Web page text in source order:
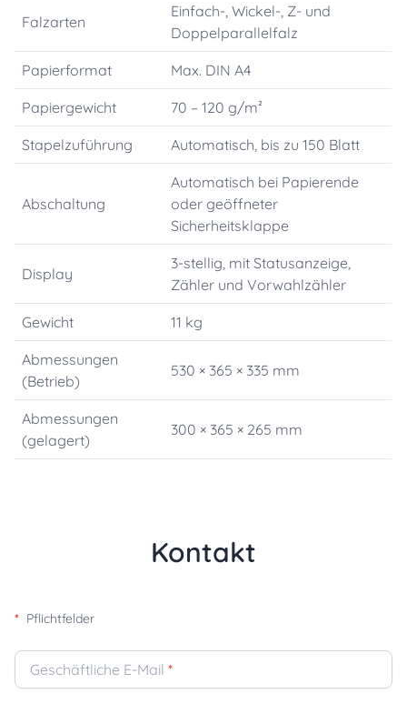
Falzarten
Einfach-, Wickel-, Z- und
Doppelparallelfalz
Papierformat Max. DIN A4
Papiergewicht 70 – 120 g/m²
Stapelzuführung Automatisch, bis zu 150 Blatt
Abschaltung
Automatisch bei Papierende
oder geöffneter
Sicherheitsklappe
Display
3-stellig, mit Statusanzeige,
Zähler und Vorwahlzähler
Gewicht 11 kg
Abmessungen
(Betrieb)
530 × 365 × 335 mm
Abmessungen
(gelagert)
300 × 365 × 265 mm
Kontakt
* Pflichtfelder
Geschäftliche E-Mail *